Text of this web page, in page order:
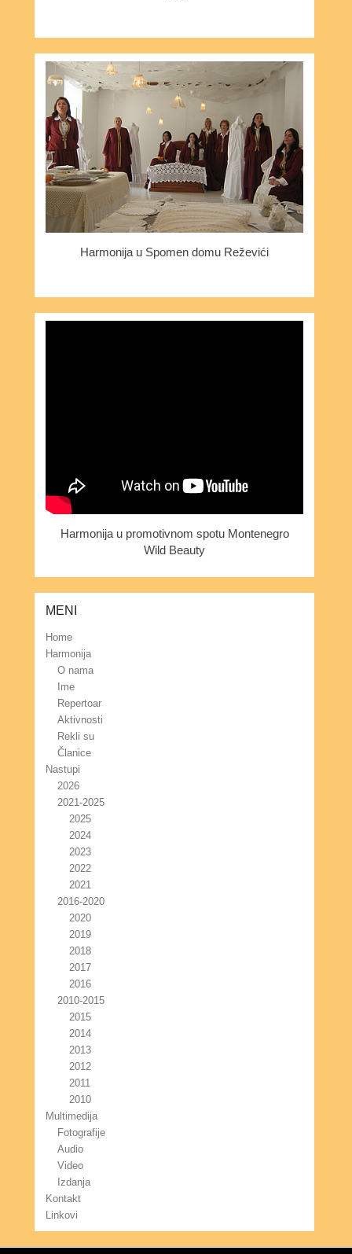
Harmonija u Spomen domu Reževići
Harmonija u promotivnom spotu Montenegro
Wild Beauty
MENI
Home
Harmonija
O nama
Ime
Repertoar
Aktivnosti
Rekli su
Članice
Nastupi
2026
2021-2025
2025
2024
2023
2022
2021
2016-2020
2020
2019
2018
2017
2016
2010-2015
2015
2014
2013
2012
2011
2010
Multimedija
Fotografije
Audio
Video
Izdanja
Kontakt
Linkovi